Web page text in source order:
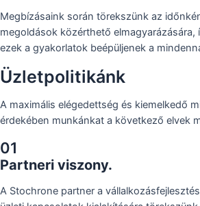
Megbízásaink során törekszünk az
megoldások közérthető
ezek a gyakorlatok beépüljenek a
Üzletpolitikánk
A maximális elégedettség és kiemelkedő
érdekében munkánkat a következő elvek
01
Partneri viszony.
A Stochrone partner a